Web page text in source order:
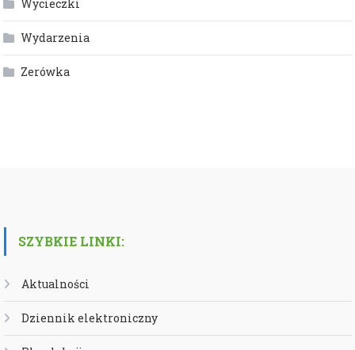
Wycieczki
Wydarzenia
Zerówka
SZYBKIE LINKI:
Aktualności
Dziennik elektroniczny